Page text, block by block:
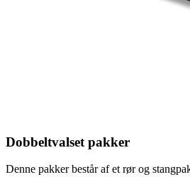
Dobbeltvalset pakker
Denne pakker består af et rør og